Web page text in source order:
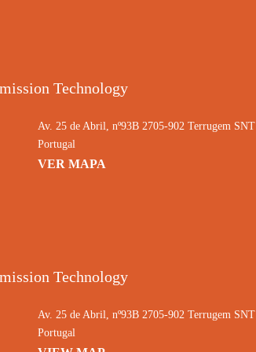
Technology
Av. 25 de Abril, nº93B 2705-902 Terrugem SNT
Portugal
VER MAPA
Technology
Av. 25 de Abril, nº93B 2705-902 Terrugem SNT
Portugal